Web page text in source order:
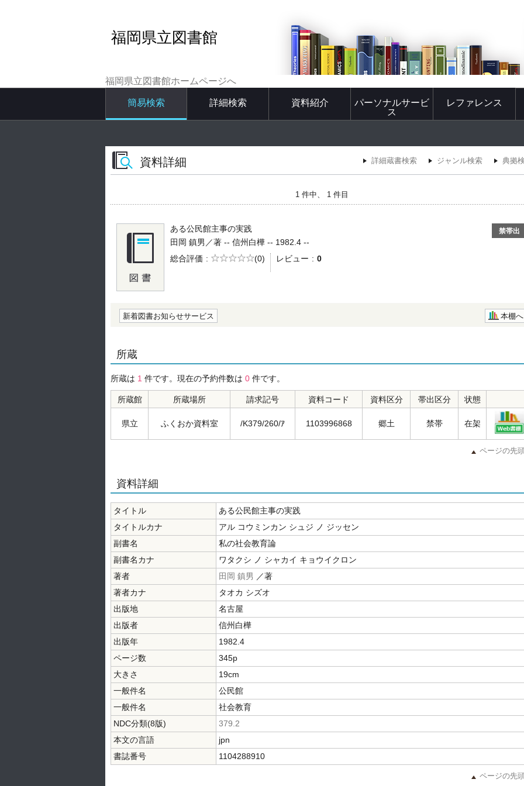
福岡県立図書館
福岡県立図書館ホームページへ
簡易検索 詳細検索 資料紹介
パーソナルサービ
ス
レファレンス
資料詳細 詳細蔵書検索 ジャンル検索 典拠
1 件中、 1 件目
ある公民館主事の実践 禁帯出
田岡 鎮男／著 -- 信州白樺 -- 1982.4 --
総合評価
5段階評価
(0) レビュー 0
新着図書お知らせサービス 本棚へ
所蔵
所蔵は 1 件です。現在の予約件数は 0 件です。
所蔵館 所蔵場所 請求記号 資料コード 資料区分 帯出区分 状態
県立 ふくおか資料室 /K379/260/ｱ 1103996868 郷土 禁帯 在架
ページの先
資料詳細
タイトル
ある公民館主事の実践
タイトルカナ
アル コウミンカン シュジ ノ ジッセン
副書名
私の社会教育論
副書名カナ
ワタクシ ノ シャカイ キョウイクロン
著者
田岡 鎮男 ／著
著者カナ
タオカ シズオ
出版地
名古屋
出版者
信州白樺
出版年
1982.4
ページ数
345p
大きさ
19cm
一般件名
公民館
一般件名
社会教育
NDC分類(8版)
379.2
本文の言語
jpn
書誌番号
1104288910
ページの先